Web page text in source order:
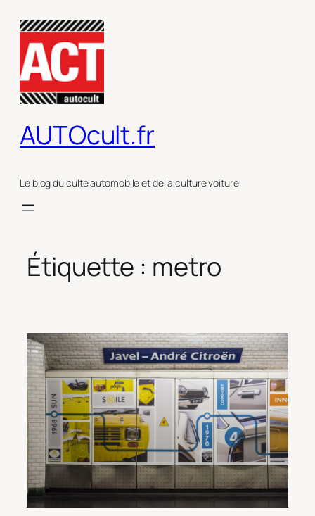
contenu
AUTOcult.fr
Le blog du culte automobile et de la culture voiture
Étiquette : metro